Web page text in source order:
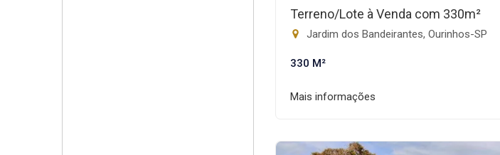
Terreno/Lote à Venda com 330m²
Jardim dos Bandeirantes, Ourinhos-SP
330 M²
Mais informações